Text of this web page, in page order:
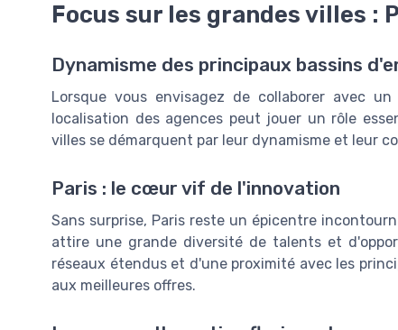
Focus sur les grandes villes :
Dynamisme des principaux bassins
Lorsque vous envisagez de collaborer avec
localisation des agences peut jouer un rôle
villes se démarquent par leur dynamisme et leur
Paris : le cœur vif de l'innovation
Sans surprise, Paris reste un épicentre
attire une grande diversité de talents et
réseaux étendus et d'une proximité avec les
aux meilleures offres.